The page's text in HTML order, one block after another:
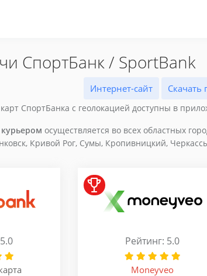
СпортБанк / SportBank
Интернет-сайт
СпортБанка с геолокацией доступны в
курьером осуществляется во всех областных
Кривой Рог, Сумы, Кропивницкий,
Рейтинг: 5.0
Moneyveo